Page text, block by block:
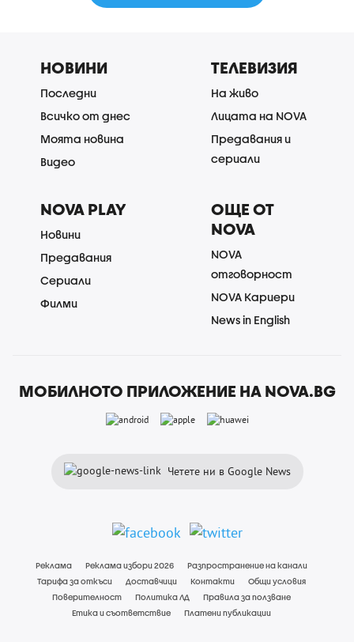
НОВИНИ
Последни
Всичко от днес
Моята новина
Видео
ТЕЛЕВИЗИЯ
На живо
Лицата на NOVA
Предавания и
сериали
NOVA PLAY
Новини
Предавания
Сериали
Филми
ОЩЕ ОТ
NOVA
NOVA
отговорност
NOVA Кариери
News in English
МОБИЛНОТО ПРИЛОЖЕНИЕ НА NOVA.BG
Четете ни в Google News
Реклама Реклама избори 2026
Разпространение на канали
Тарифа за откъси
Доставчици Контакти
Общи условия
Поверителност
Политика ЛД
Правила за ползване
Етика и съответствие
Платени публикации